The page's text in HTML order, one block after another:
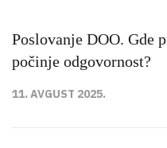
Poslovanje DOO. Gde
počinje odgovornost?
11. AVGUST 2025.